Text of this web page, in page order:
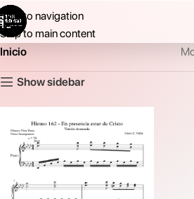
Skip to navigation
Skip to main content
Inicio
Show sidebar